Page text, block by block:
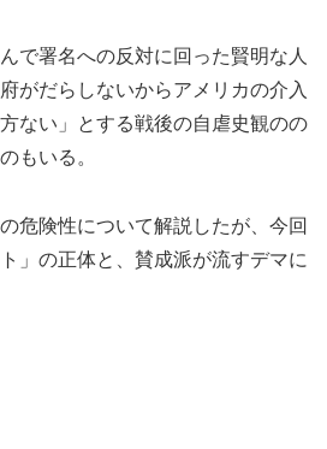
で署名への反対に回った賢明な人
がだらしないからアメリカの介入
ない」とする戦後の自虐史観のの
もいる。
危険性について解説したが、今回
」の正体と、賛成派が流すデマに